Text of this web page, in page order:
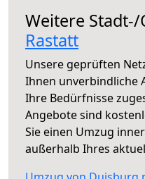
Weitere
Rastatt
Unsere geprüften
Ihnen unverbindliche
Ihre Bedürfnisse
Angebote sind
Sie einen Umzug
außerhalb Ihres